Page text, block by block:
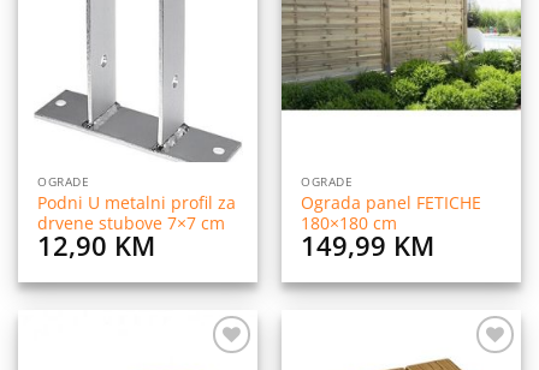
OGRADE
Podni U metalni profil za
drvene stubove 7×7 cm
12,90 KM
listu
želja
OGRADE
Ograda panel FETICHE
180×180 cm
149,99 KM